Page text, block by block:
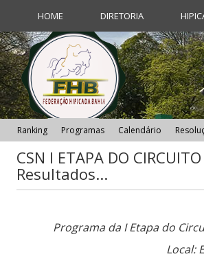
HOME DIRETORIA
Ranking Programas Calendário
CSN I ETAPA DO
Resultados...
Programa da I Etapa do
Local: